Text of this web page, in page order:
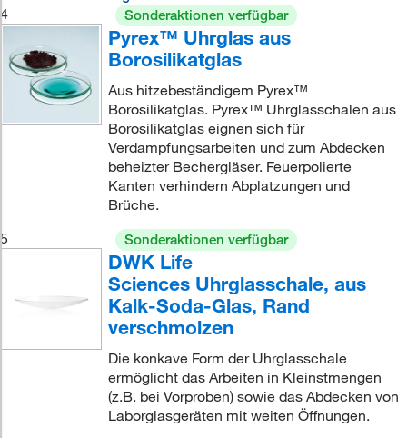
4 Sonderaktionen verfügbar
Pyrex™ Uhrglas aus
Borosilikatglas
Aus hitzebeständigem Pyrex™
Borosilikatglas. Pyrex™ Uhrglasschalen aus
Borosilikatglas eignen sich für
Verdampfungsarbeiten und zum Abdecken
beheizter Bechergläser. Feuerpolierte
Kanten verhindern Abplatzungen und
Brüche.
5
Sonderaktionen verfügbar
DWK Life
Sciences Uhrglasschale, aus
Kalk-Soda-Glas, Rand
verschmolzen
Die konkave Form der Uhrglasschale
ermöglicht das Arbeiten in Kleinstmengen
(z.B. bei Vorproben) sowie das Abdecken von
Laborglasgeräten mit weiten Öffnungen.